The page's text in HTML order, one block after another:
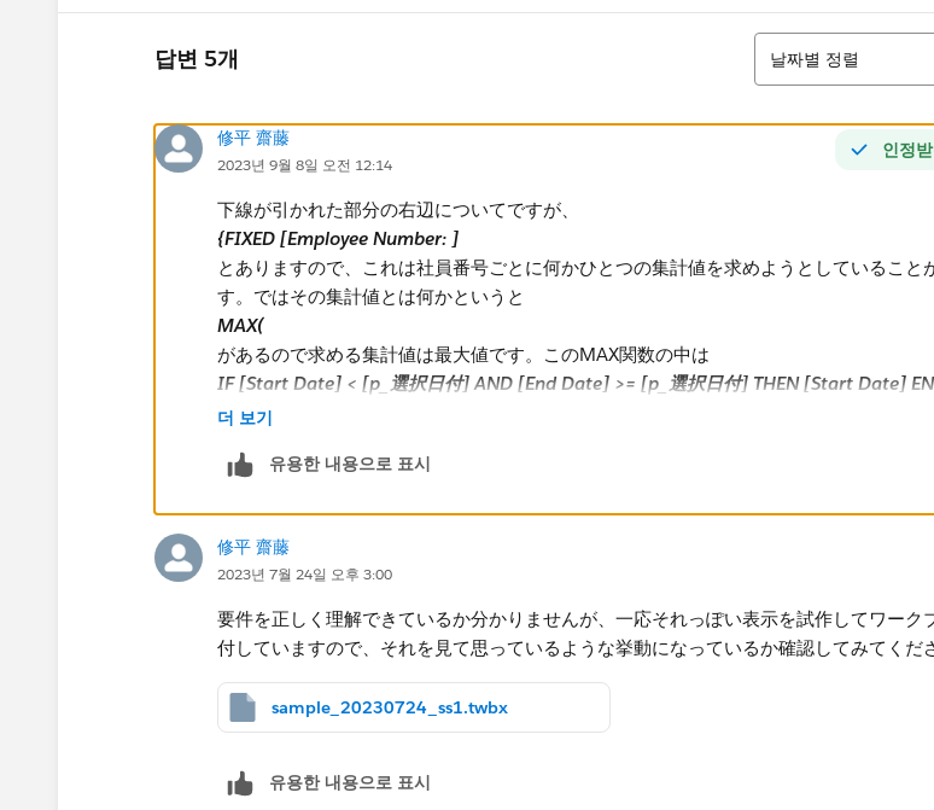
VIZのシートは在籍系_選択日付末在籍となります。
何卒よろしくお願い申し上げます。
답변 5개
정렬
날짜별 정렬
인정
修平 齋藤
2023년 9월 8일 오전 12:14
下線が引かれた部分の右辺についてですが、
{FIXED [Employee Number: ]
とありますので、これは社員番号ごとに何かひとつの集計値を求めようとしていること
す。ではその集計値とは何かというと
MAX(
があるので求める集計値は最大値です。このMAX関数の中は
IF [Start Date] < [p_選択日付] AND [End Date] >= [p_選択日付] THEN [Start Date]
が入っています。IF文なので条件を満たしたデータの最大値を取ることを意味します。集
しています。
う条件になっています。概念的に書き換えると
[Start Date] < [p_選択日付] <= [End Date]
となり、そのレコードが持つ期間の範囲内であるという条件です。これはパラメータの
点で有効な在籍情報であるという判定になります。
ここまでをつなげると、式の右辺は「
[Start Date] を [Employee Number] ごとに特定する
レコードであればTrue、そうでなければFalseを返すことになります。これをフィルタに
더 보기
유용한 내용으로 표시
修平 齋藤
2023년 7월 24일 오후 3:00
要件を正しく理解できているか分かりませんが、一応それっぽい表示を試作してワーク
付していますので、それを見て思っているような挙動になっているか確認してみてくだ
sample_20230724_ss1.twbx
유용한 내용으로 표시